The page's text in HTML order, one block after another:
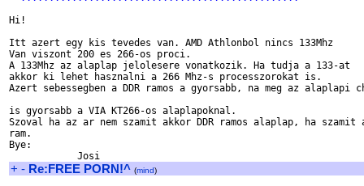
Hi!
Itt azert egy kis tevedes van. AMD Athlonbol nincs 133Mhz
Van viszont 200 es 266-os proci.
A 133Mhz az alaplap jelolesere vonatkozik. Ha tudja a 133-at
akkor ki lehet hasznalni a 266 Mhz-s processzorokat is.
Azert sebessegben a DDR ramos a gyorsabb, na meg az alaplapi
is gyorsabb a VIA KT266-os alaplapoknal.
Szoval ha az ar nem szamit akkor DDR ramos alaplap, ha szamit
ram.
Bye:
+ - Re:FREE PORN!^ (mind)